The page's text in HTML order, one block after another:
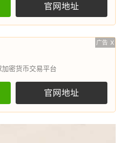
官网地址
广告 X
密货币交易平台
官网地址